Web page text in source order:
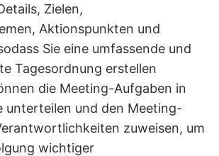
Zielen,
Aktionspunkten und
Sie eine umfassende und
Tagesordnung erstellen
die Meeting-Aufgaben in
unterteilen und den Meeting-
zuweisen, um
wichtiger